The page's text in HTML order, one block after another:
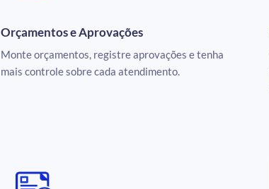
Orçamentos e Aprovações
Monte orçamentos, registre aprovações e tenha
mais controle sobre cada atendimento.